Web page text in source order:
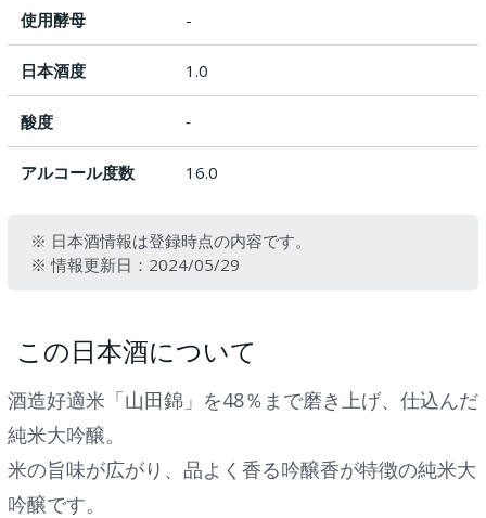
使用酵母 -
日本酒度 1.0
酸度 ‐
アルコール度数 16.0
※ 日本酒情報は登録時点の内容です。
※ 情報更新日：2024/05/29
この日本酒について
酒造好適米「山田錦」を48％まで磨き上げ、仕込んだ
純米大吟醸。
米の旨味が広がり、品よく香る吟醸香が特徴の純米大
吟醸です。